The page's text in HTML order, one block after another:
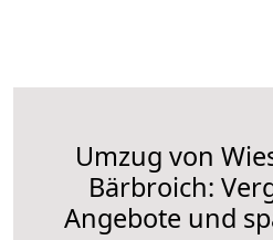
Umzug von
Bärbroich:
Angebote und